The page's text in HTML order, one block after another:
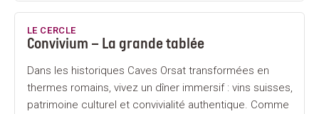
LE CERCLE
Convivium – La grande tablée
Dans les historiques Caves Orsat transformées en
thermes romains, vivez un dîner immersif : vins suisses,
patrimoine culturel et convivialité authentique. Comme